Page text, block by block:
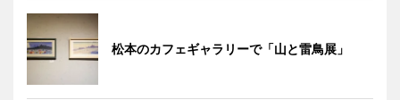
松本のカフェギャラリーで「山と雷鳥展」